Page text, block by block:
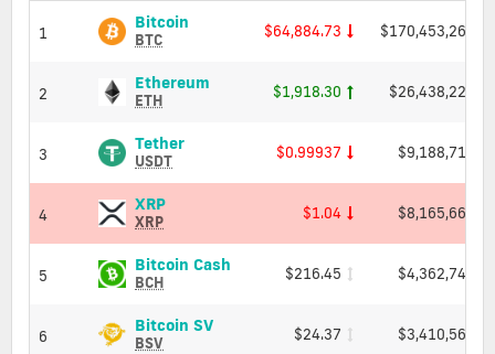
인
1
Bitcoin Bitcoin (BTC) Price, Charts and Market
BTC $64,884.73
2
Ethereum Ethereum (ETH) Price, Charts and
ETH $1,918.30
3
TetherTether (USDT) Price, Charts and Market
USDT $0.99937
4
XRPXRP (XRP) Price, Charts and Market Cap
XRP $1.04
5
Bitcoin Cash Bitcoin Cash (BCH) Price, Charts
BCH $216.45
6
Bitcoin SVBitcoin SV (BSV) Price, Charts and
BSV $24.37